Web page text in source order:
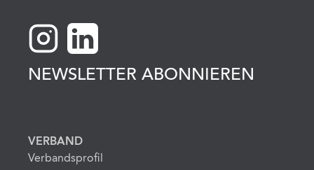
NEWSLETTER ABONNIEREN
VERBAND
Verbandsprofil